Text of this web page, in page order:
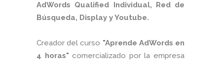
AdWords Qualified Individual, Red de
Búsqueda, Display y Youtube.
Creador del curso "Aprende AdWords en
4 horas" comercializado por la empresa